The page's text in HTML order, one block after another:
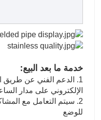
خدمة ما بعد البيع:
الإلكتروني على مدار
2. سيتم التعامل مع
للوضع